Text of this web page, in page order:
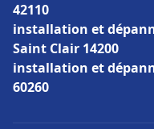
42110
installation et
Saint Clair 14200
installation et
60260